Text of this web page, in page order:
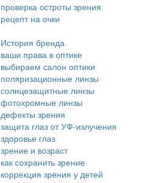
проверка остроты зрения
рецепт на очки
История бренда
ваши права в оптике
выбираем салон оптики
поляризационные линзы
солнцезащитные линзы
фотохромные линзы
дефекты зрения
защита глаз от УФ-излучения
здоровье глаз
зрение и возраст
как сохранить зрение
коррекция зрения у детей